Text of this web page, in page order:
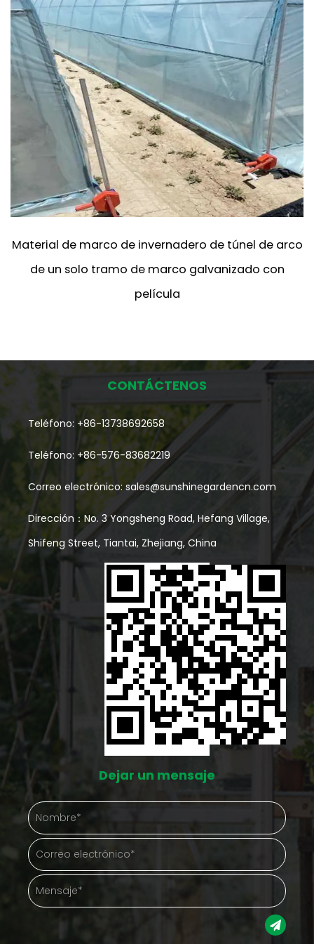
Material de marco de invernadero de túnel de arco
de un solo tramo de marco galvanizado con
película
CONTÁCTENOS
Teléfono: +86-13738692658
Teléfono: +86-576-83682219
Correo electrónico:sales@sunshinegardencn.com
Dirección：No. 3 Yongsheng Road, Hefang Village,
Shifeng Street, Tiantai, Zhejiang, China
Dejar un mensaje